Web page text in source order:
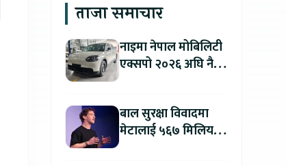
ताजा समाचार
नाइमा नेपाल मोबिलिटी
एक्सपो २०२६ अघि नै
बाल सुरक्षा विवादमा
मेटालाई ५६७ मिलियन